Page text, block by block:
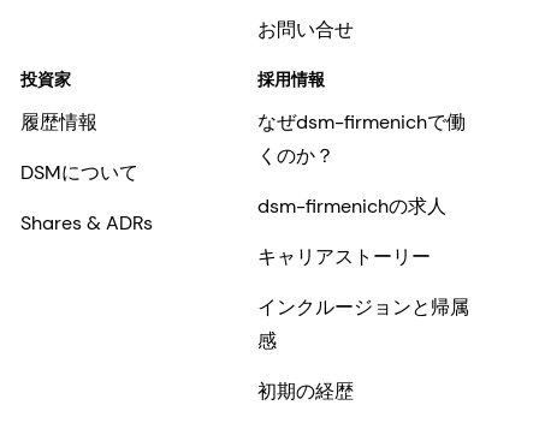
お問い合せ
投資家
履歴情報
DSMについて
Shares & ADRs
採用情報
なぜdsm-firmenichで働
くのか？
dsm-firmenichの求人
キャリアストーリー
インクルージョンと帰属
感
初期の経歴